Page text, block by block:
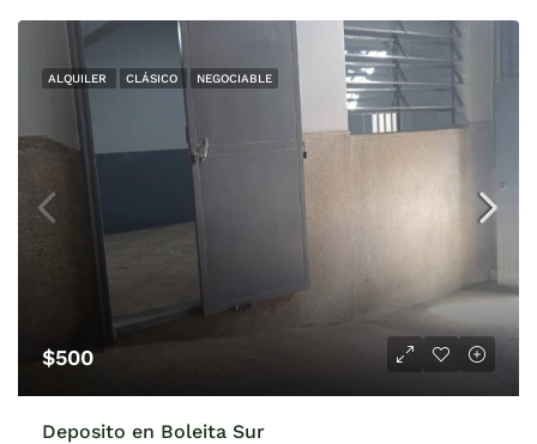
ALQUILER CLÁSICO NEGOCIABLE
$500
Deposito en Boleita Sur